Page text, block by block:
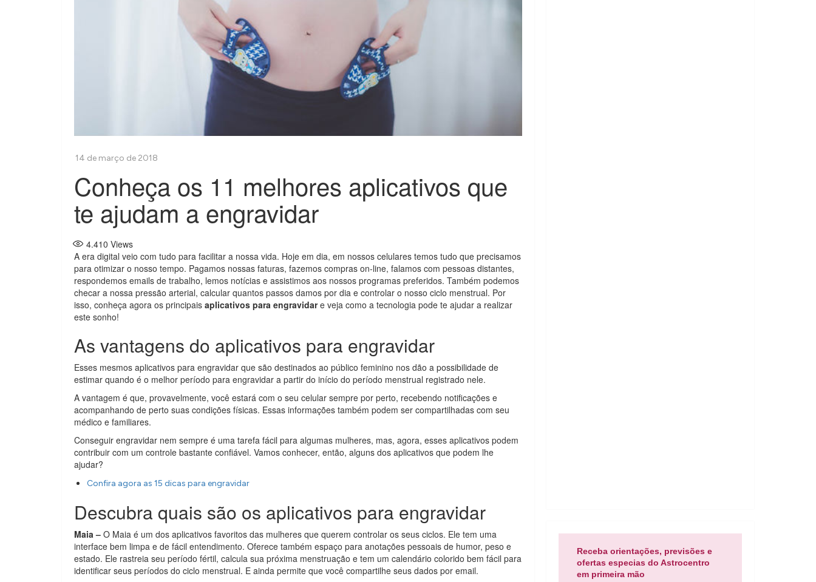
Conheça os 11 melhores aplicativos que
te ajudam a engravidar
4.410 Views
A era digital veio com tudo para facilitar a nossa vida. Hoje em dia, em nossos celulares temos tudo que precisamos
para otimizar o nosso tempo. Pagamos nossas faturas, fazemos compras on-line, falamos com pessoas distantes,
respondemos emails de trabalho, lemos notícias e assistimos aos nossos programas preferidos. Também podemos
checar a nossa pressão arterial, calcular quantos passos damos por dia e controlar o nosso ciclo menstrual. Por
isso, conheça agora os principais aplicativos para engravidare veja como a tecnologia pode te ajudar a realizar
este sonho!
As vantagens do aplicativos para engravidar
Esses mesmos aplicativos para engravidar que são destinados ao público feminino nos dão a possibilidade de
estimar quando é o melhor período para engravidar a partir do início do período menstrual registrado nele.
A vantagem é que, provavelmente, você estará com o seu celular sempre por perto, recebendo notificações e
acompanhando de perto suas condições físicas. Essas informações também podem ser compartilhadas com seu
médico e familiares.
Conseguir engravidar nem sempre é uma tarefa fácil para algumas mulheres, mas, agora, esses aplicativos podem
contribuir com um controle bastante confiável. Vamos conhecer, então, alguns dos aplicativos que podem lhe
ajudar?
Confira agora as 15 dicas para engravidar
Descubra quais são os aplicativos para engravidar
Maia – O Maia é um dos aplicativos favoritos das mulheres que querem controlar os seus ciclos. Ele tem uma
interface bem limpa e de fácil entendimento. Oferece também espaço para anotações pessoais de humor, peso e
estado. Ele rastreia seu período fértil, calcula sua próxima menstruação e tem um calendário colorido bem fácil para
identificar seus períodos do ciclo menstrual. E ainda permite que você compartilhe seus dados por email.
Receba orientações, previsões e
ofertas especias do Astrocentro
em primeira mão